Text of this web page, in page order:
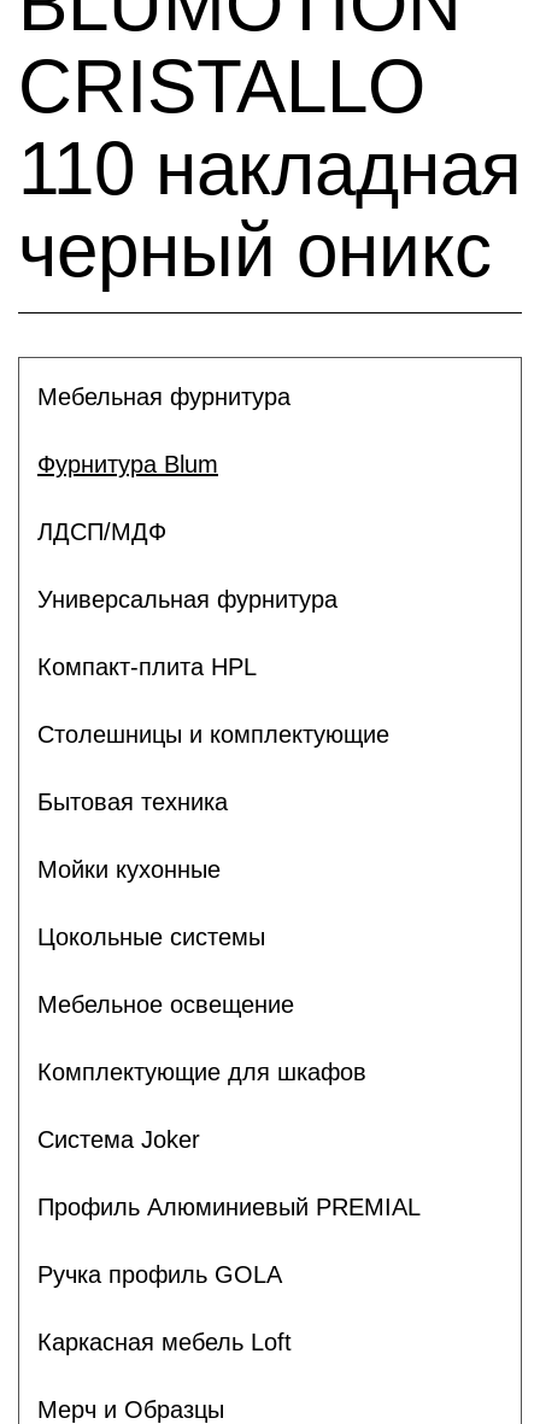
CRISTALLO
110 накладная
черный оникс
Мебельная фурнитура
Фурнитура Blum
ЛДСП/МДФ
Универсальная фурнитура
Компакт-плита HPL
Столешницы и комплектующие
Бытовая техника
Мойки кухонные
Цокольные системы
Мебельное освещение
Комплектующие для шкафов
Система Joker
Профиль Алюминиевый PREMIAL
Ручка профиль GOLA
Каркасная мебель Loft
Мерч и Образцы